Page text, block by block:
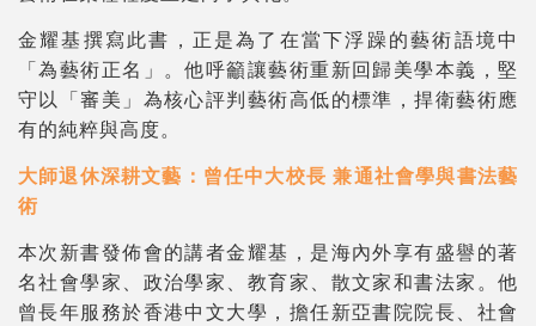
金耀基撰寫此書，正是為了在當下浮躁的藝術語境中
「為藝術正名」。他呼籲讓藝術重新回歸美學本義，堅
守以「審美」為核心評判藝術高低的標準，捍衛藝術應
有的純粹與高度。
大師退休深耕文藝：曾任中大校長 兼通社會學與書法藝
術
本次新書發佈會的講者金耀基，是海內外享有盛譽的著
名社會學家、政治學家、教育家、散文家和書法家。他
曾長年服務於香港中文大學，擔任新亞書院院長、社會